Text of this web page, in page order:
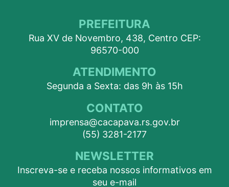
PREFEITURA
Rua XV de Novembro, 438, Centro CEP:
96570-000
ATENDIMENTO
Segunda a Sexta: das 9h às 15h
CONTATO
imprensa@cacapava.rs.gov.br
(55) 3281-2177
NEWSLETTER
Inscreva-se e receba nossos informativos em
seu e-mail